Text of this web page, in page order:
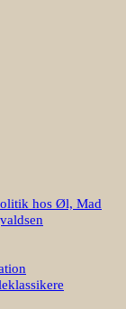
hos Øl, Mad